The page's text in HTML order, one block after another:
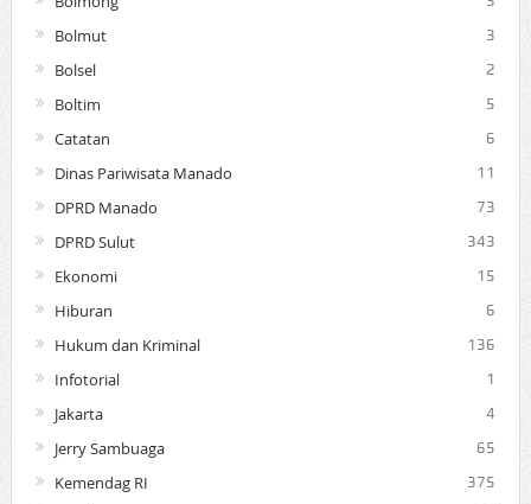
Bolmut 3
Bolsel 2
Boltim 5
Catatan 6
Dinas Pariwisata Manado 11
DPRD Manado 73
DPRD Sulut 343
Ekonomi 15
Hiburan 6
Hukum dan Kriminal 136
Infotorial 1
Jakarta 4
Jerry Sambuaga 65
Kemendag RI 375